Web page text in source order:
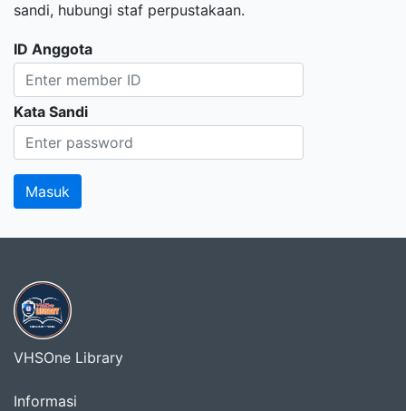
sandi, hubungi staf perpustakaan.
ID Anggota
Kata Sandi
VHSOne Library
Informasi